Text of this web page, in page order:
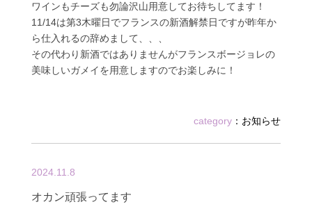
ワインもチーズも勿論沢山用意してお待ちしてます！
11/14は第3木曜日でフランスの新酒解禁日ですが昨年か
ら仕入れるの辞めまして、、、
その代わり新酒ではありませんがフランスボージョレの
美味しいガメイを用意しますのでお楽しみに！
category ： お知らせ
2024.11.8
オカン頑張ってます